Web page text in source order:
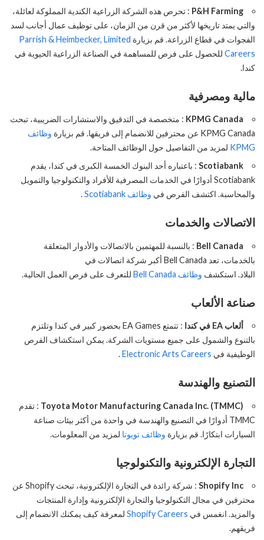
P&H Farming : تحرص هذه الشركة الزراعية الكندية المملوكة لعائلة،
والتي يمتد تاريخها لأكثر من قرن من الزمان، على توظيف عمال أجانب لسد
الفجوات في قطاع الزراعة. قم بزيارة Parrish & Heimbecker, Limited
Careers للحصول على فرص للمساهمة في الصناعة الزراعية الحيوية في
كندا.
مالية ومصرفية
KPMG Canada : متخصصة في التدقيق والاستشارات الضريبية، تبحث
KPMG Canada عن محترفين للانضمام إلى فريقها. قم بزيارة
وظائف
KPMG لمزيد من التفاصيل حول الوظائف المتاحة.
Scotiabank : باعتباره أحد البنوك الخمسة الكبرى في كندا، يقدم
Scotiabank أدوارًا في الخدمات المصرفية للأفراد والتكنولوجيا والتمويل
والمحاسبة. اكتشف الفرص في وظائف Scotiabank .
الاتصالات والخدمات
Bell Canada : بالنسبة للمهتمين بالاتصالات والأدوار المتعلقة
بالخدمات، تعد Bell Canada أكبر شركة اتصالات في
البلاد. استكشف وظائف Bell Canada للتعرف على فرص العمل الحالية.
صناعة الألعاب
ألعاب EA في كندا
: تتمتع EA Games بحضور كبير في كندا وتلتزم
بالتنوع والشمول على جميع مستويات الشركة. يمكن استكشاف الفرص
الوظيفية في Electronic Arts Careers
.
التصنيع والهندسة
Toyota Motor Manufacturing Canada Inc. (TMMC) : تقدم
TMMC أدوارًا في التصنيع والهندسة في واحدة من أكثر بيئات صناعة
السيارات ابتكارًا. قم بزيارة وظائف تويوتا لمزيد من المعلومات.
التجارة الإلكترونية والتكنولوجيا
Shopify Inc
: شركة رائدة في التجارة الإلكترونية، تبحث Shopify عن
محترفين في مجال التكنولوجيا والتجارة الإلكترونية وإدارة المنتجات
والمزيد. انغمس في Shopify Careers لمعرفة كيف يمكنك الانضمام إلى
فريقهم.